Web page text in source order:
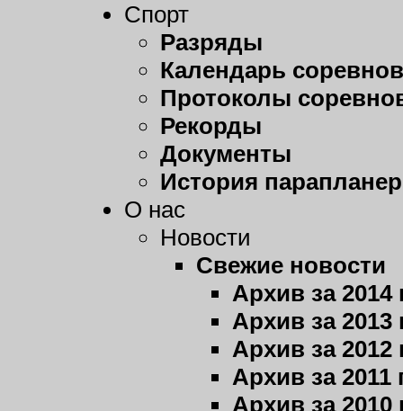
Спорт
Разряды
Календарь
Протоколы
Рекорды
Документы
История
О нас
Новости
Свежие новости
Архив за 2014
Архив за 2013
Архив за 2012
Архив за 2011
Архив за 2010